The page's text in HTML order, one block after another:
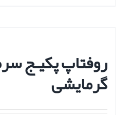
روفتاپ پکیـج
گرمایشی